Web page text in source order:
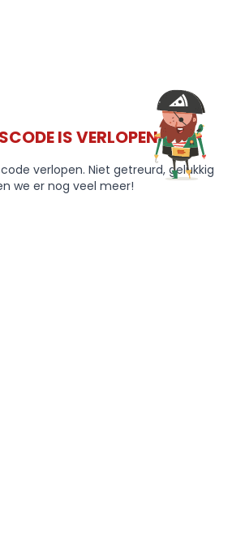
IS VERLOPEN 😞
verlopen. Niet getreurd, gelukkig
we er nog veel meer!